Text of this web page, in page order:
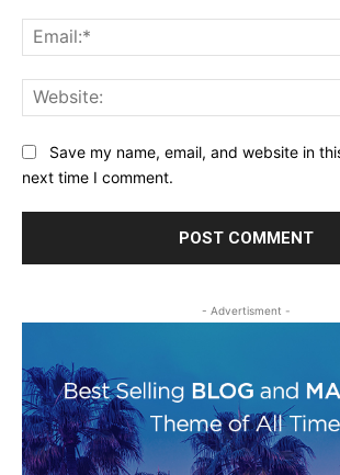
Save my name, email, and website in
next time I comment.
- Advertisment -